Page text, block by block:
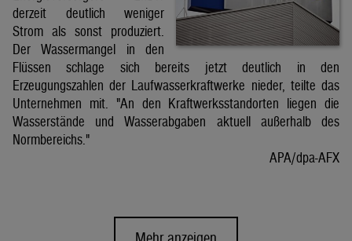
derzeit deutlich weniger
Strom als sonst produziert.
Der Wassermangel in den
Flüssen schlage sich bereits jetzt deutlich in den
Erzeugungszahlen der Laufwasserkraftwerke nieder, teilte das
Unternehmen mit. "An den Kraftwerksstandorten liegen die
Wasserstände und Wasserabgaben aktuell außerhalb des
Normbereichs."
APA/dpa-AFX
Mehr anzeigen